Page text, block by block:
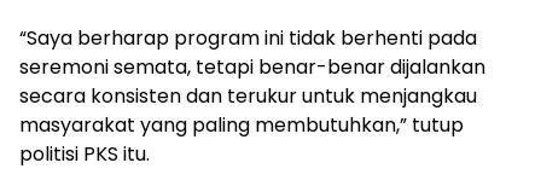
“Saya berharap program ini tidak berhenti pada
seremoni semata, tetapi benar-benar dijalankan
secara konsisten dan terukur untuk menjangkau
masyarakat yang paling membutuhkan,” tutup
politisi PKS itu.